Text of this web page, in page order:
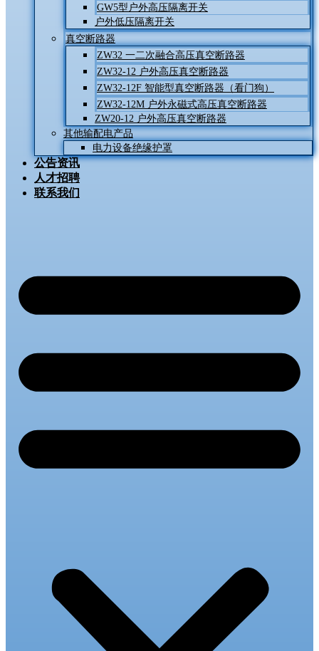
GW5型户外高压隔离开关
户外低压隔离开关
真空断路器
ZW32 一二次融合高压真空断路器
ZW32-12 户外高压真空断路器
ZW32-12F 智能型真空断路器（看门狗）
ZW32-12M 户外永磁式高压真空断路器
ZW20-12 户外高压真空断路器
其他输配电产品
电力设备绝缘护罩
公告资讯
人才招聘
联系我们